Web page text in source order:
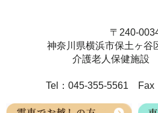
〒240-
神奈川県横浜市保土ヶ谷
介護老人保健施設
Tel：045-355-5561 Fax